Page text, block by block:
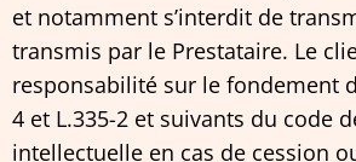
et notamment s’interdit de
transmis par le Prestataire. Le
responsabilité sur le fondement
4 et L.335-2 et suivants du code
intellectuelle en cas de cession